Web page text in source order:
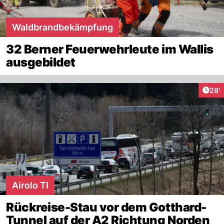
Waldbrandbekämpfung
32 Berner Feuerwehrleute im Wallis
ausgebildet
28'
Airolo TI
Rückreise-Stau vor dem Gotthard-
Tunnel auf der A2 Richtung Norden